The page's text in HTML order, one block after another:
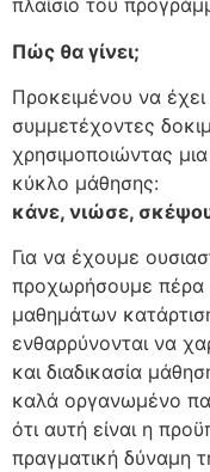
πλαίσιο του
Πώς θα γίνει;
Προκειμένου να
συμμετέχοντες
χρησιμοποιώντας
κύκλο μάθησης:
κάνε, νιώσε,
Για να έχουμε
προχωρήσουμε πέρα
μαθημάτων
ενθαρρύνονται να
και διαδικασία
καλά οργανωμένο
ότι αυτή είναι η
πραγματική δύναμη